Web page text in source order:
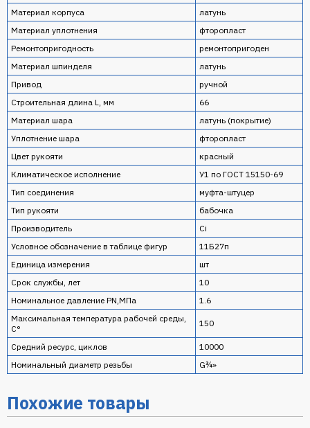
Материал корпуса
латунь
Материал уплотнения
фторопласт
Ремонтопригодность
ремонтопригоден
Материал шпинделя
латунь
Привод
ручной
Строительная длина L, мм
66
Материал шара
латунь (покрытие)
Уплотнение шара
фторопласт
Цвет рукояти
красный
Климатическое исполнение
У1 по ГОСТ 15150-69
Тип соединения
муфта-штуцер
Тип рукояти
бабочка
Производитель
Ci
Условное обозначение в таблице фигур
11Б27п
Единица измерения
шт
Срок службы, лет
10
Номинальное давление PN,МПа
1.6
Максимальная температура рабочей среды,
С°
150
Средний ресурс, циклов
10000
Номинальный диаметр резьбы
G¾»
Похожие товары